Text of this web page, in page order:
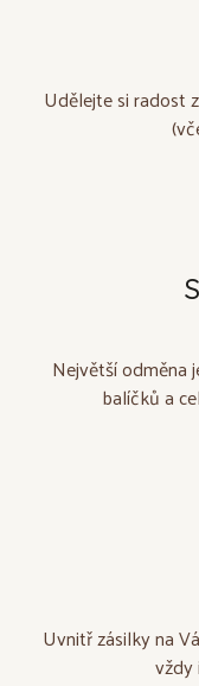
Udělejte si radost
Největší odměna
balíčků a
Uvnitř zásilky na
vždy